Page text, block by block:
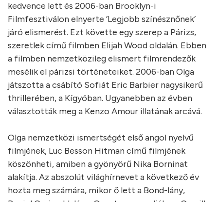
kedvence lett és 2006-ban Brooklyn-i
Filmfesztiválon elnyerte ’Legjobb színésznőnek’
járó elismerést. Ezt követte egy szerep a Párizs,
szeretlek című filmben Elijah Wood oldalán. Ebben
a filmben nemzetközileg elismert filmrendezők
mesélik el párizsi történeteiket. 2006-ban Olga
játszotta a csábító Sofiát Eric Barbier nagysikerű
thrillerében, a Kígyóban. Ugyanebben az évben
választották meg a Kenzo Amour illatának arcává.
Olga nemzetközi ismertségét első angol nyelvű
filmjének, Luc Besson Hitman című filmjének
köszönheti, amiben a gyönyörű Nika Borninat
alakítja. Az abszolút világhírnevet a következő év
hozta meg számára, mikor ő lett a Bond-lány,